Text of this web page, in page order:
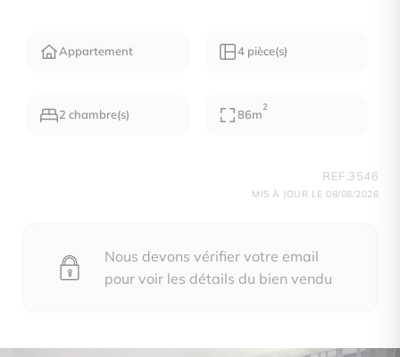
Appartement 4 pièce(s)
2 chambre(s) 86m
2
REF.3546
MIS À JOUR LE 08/08/2026
Nous devons vérifier votre email
pour voir les détails du bien vendu